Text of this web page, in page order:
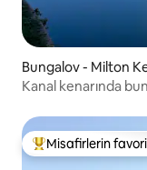
Bungalov - Milton
Kanal kenarında
Misafirlerin
Misafirlerin